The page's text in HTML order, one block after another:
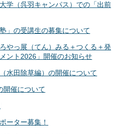
学（呉羽キャンパス）での「出前
」の受講生の募集について
やっ展（てん）みる＋つくる＋発
ント2026」開催のお知らせ
水田除草編）の開催について
開催について
ーター募集！